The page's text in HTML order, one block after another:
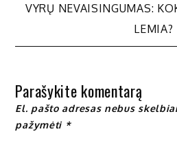
įrašų
VYRŲ NEVAISINGUMAS:
LEMIA?
Parašykite komentarą
El. pašto adresas nebus
pažymėti *